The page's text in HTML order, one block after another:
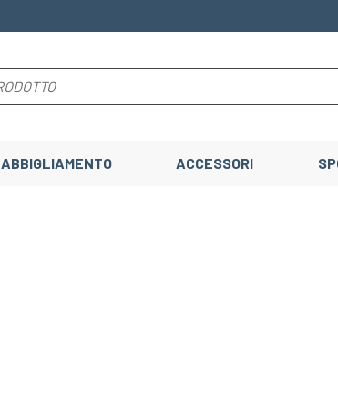
ABBIGLIAMENTO ACCESSORI